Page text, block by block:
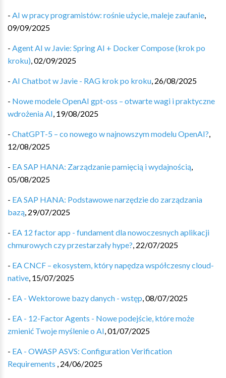
- AI w pracy programistów: rośnie użycie, maleje zaufanie,
09/09/2025
- Agent AI w Javie: Spring AI + Docker Compose (krok po
kroku),02/09/2025
- AI Chatbot w Javie - RAG krok po kroku, 26/08/2025
- Nowe modele OpenAI gpt-oss – otwarte wagi i praktyczne
wdrożenia AI, 19/08/2025
- ChatGPT-5 – co nowego w najnowszym modelu OpenAI?,
12/08/2025
- EA SAP HANA: Zarządzanie pamięcią i wydajnością,
05/08/2025
- EA SAP HANA: Podstawowe narzędzie do zarządzania
bazą, 29/07/2025
- EA 12 factor app - fundament dla nowoczesnych aplikacji
chmurowych czy przestarzały hype?, 22/07/2025
- EA CNCF – ekosystem, który napędza współczesny cloud-
native, 15/07/2025
- EA - Wektorowe bazy danych - wstęp,08/07/2025
- EA - 12-Factor Agents - Nowe podejście, które może
zmienić Twoje myślenie o AI,01/07/2025
- EA - OWASP ASVS: Configuration Verification
Requirements , 24/06/2025